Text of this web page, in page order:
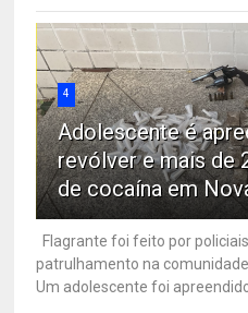
4
Adolescente é
revólver e mais de
de cocaína em
Flagrante foi feito por
patrulhamento na
Um adolescente foi apreendido